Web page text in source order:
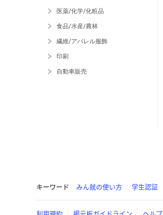
医薬/化学/化粧品
食品/水産/農林
繊維/アパレル服飾
印刷
自動車販売
キーワード みん就の使い方 学生認証